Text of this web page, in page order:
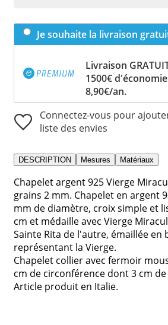
Je souhaite la livraison
Livraison
1500€
8,90€/an.
Connectez-vous pour
liste des envies
DESCRIPTION Mesures Matériaux
Chapelet argent 925 Vierge
grains 2 mm. Chapelet en argent
mm de diamètre, croix simple et
cm et médaille avec Vierge
Sainte Rita de l'autre, émaillée en
représentant la Vierge.
Chapelet collier avec fermoir
cm de circonférence dont 3 cm
Article produit en Italie.